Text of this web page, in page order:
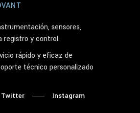
sensores,
registro y control.
rápido y eficaz de
técnico personalizado
Twitter Instagram